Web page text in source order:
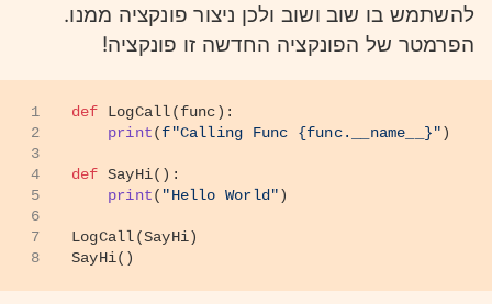
להשתמש בו שוב ושוב ולכן ניצור פונקציה ממנו.
הפרמטר של הפונקציה החדשה זו פונקציה!
1
2
3
4
5
6
7
8
def LogCall(func):
print(f"Calling Func {func.__name__}")
def SayHi():
print( "Hello World")
LogCall(SayHi)
SayHi()